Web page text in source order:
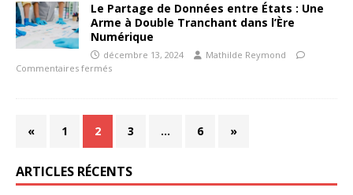
Le Partage de Données entre États : Une
Arme à Double Tranchant dans l’Ère
Numérique
décembre 13, 2024
Mathilde Reymond
Commentaires fermés
« 1 2 3 … 6 »
ARTICLES RÉCENTS